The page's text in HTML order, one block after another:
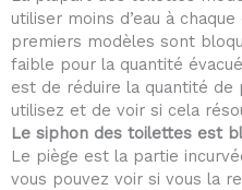
utiliser moins d’eau à chaque
premiers modèles sont
faible pour la quantité
est de réduire la quantité de
utilisez et de voir si cela
Le siphon des toilettes est
Le piège est la partie
vous pouvez voir si vous la